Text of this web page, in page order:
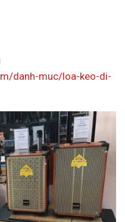
danh-muc/loa-keo-di-